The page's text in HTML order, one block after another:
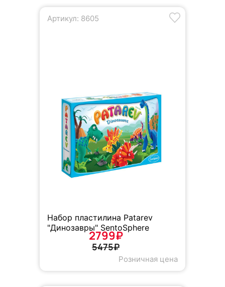
Артикул: 8605
Набор пластилина Patarev
"Динозавры" SentoSphere
2799₽
5475₽
Розничная цена